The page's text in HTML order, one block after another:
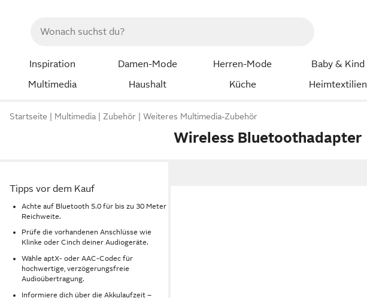
Inspiration Damen-Mode Herren-Mode Baby & Kind
Multimedia
Haushalt Küche Heimtextilien
Startseite Multimedia Zubehör Weiteres Multimedia-Zubehör
Wireless Bluetoothadapter
Tipps vor dem Kauf
Achte auf Bluetooth 5.0 für bis zu 30 Meter
Reichweite.
Prüfe die vorhandenen Anschlüsse wie
Klinke oder Cinch deiner Audiogeräte.
Wähle aptX- oder AAC-Codec für
hochwertige, verzögerungsfreie
Audioübertragung.
Informiere dich über die Akkulaufzeit –